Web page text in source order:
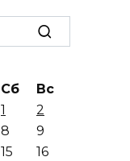
Сб
Вс
1
2
8
9
15
16